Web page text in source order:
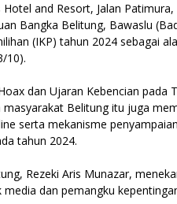
and Resort, Jalan
Bangka Belitung, Bawaslu
(IKP) tahun 2024 sebagai
10).
dan Ujaran Kebencian pada
Belitung itu juga
serta mekanisme
tahun 2024.
Rezeki Aris Munazar,
dan pemangku